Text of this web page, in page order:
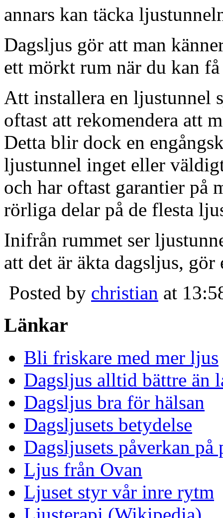
annars kan täcka
Dagsljus gör att man
ett mörkt rum när du kan
Att installera en ljustunnel
oftast att rekomendera att
Detta blir dock en
ljustunnel inget eller
och har oftast garantier på
rörliga delar på de flesta
Inifrån rummet ser
att det är äkta dagsljus,
Posted by christian at
Länkar
Bli friskare med mer ljus
Dagsljus alltid bättre än
Dagsljus bra för hälsan
Dagsljusets betydelse
Dagsljusets påverkan på
Ljus från Ovan
Ljuset styr vår inre rytm